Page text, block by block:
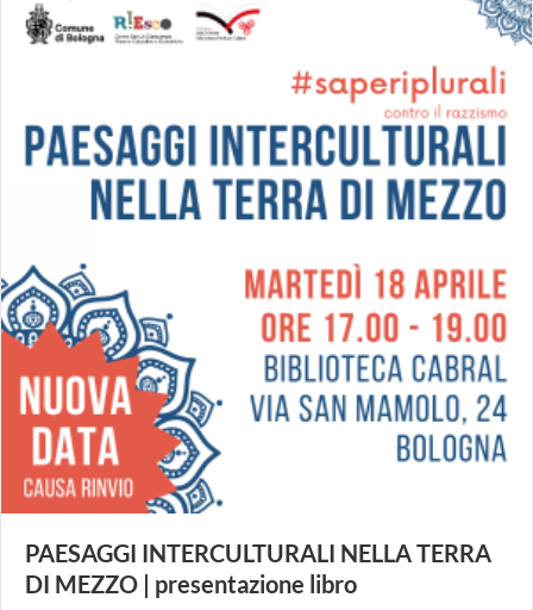
PAESAGGI INTERCULTURALI NELLA TERRA
DI MEZZO | presentazione libro